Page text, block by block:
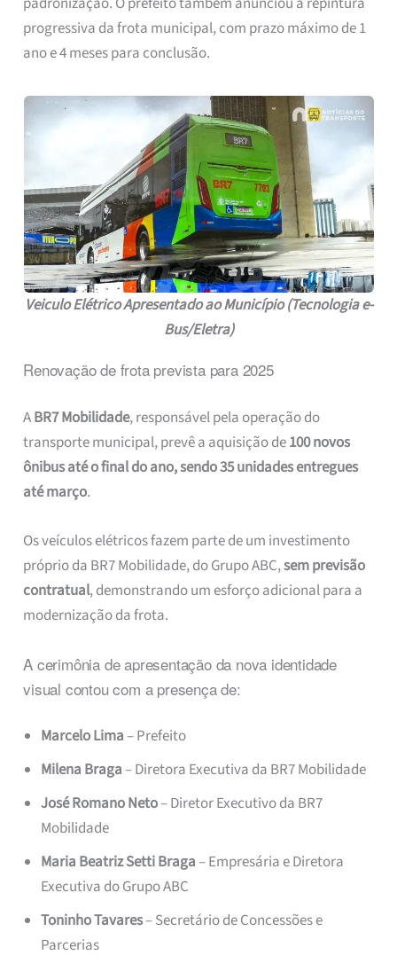
progressiva da frota municipal, com prazo máximo de 1
ano e 4 meses para conclusão.
Veiculo Elétrico Apresentado ao Município (Tecnologia e-
Bus/Eletra)
Renovação de frota prevista para 2025
ABR7 Mobilidade, responsável pela operação do
transporte municipal, prevê a aquisição de100 novos
ônibus até o final do ano, sendo 35 unidades entregues
até março.
Os veículos elétricos fazem parte de um investimento
próprio da BR7 Mobilidade, do Grupo ABC,sem previsão
contratual, demonstrando um esforço adicional para a
modernização da frota.
A cerimônia de apresentação da nova identidade
visual contou com a presença de:
Marcelo Lima– Prefeito
Milena Braga– Diretora Executiva da BR7 Mobilidade
José Romano Neto– Diretor Executivo da BR7
Mobilidade
Maria Beatriz Setti Braga– Empresária e Diretora
Executiva do Grupo ABC
Toninho Tavares– Secretário de Concessões e
Parcerias